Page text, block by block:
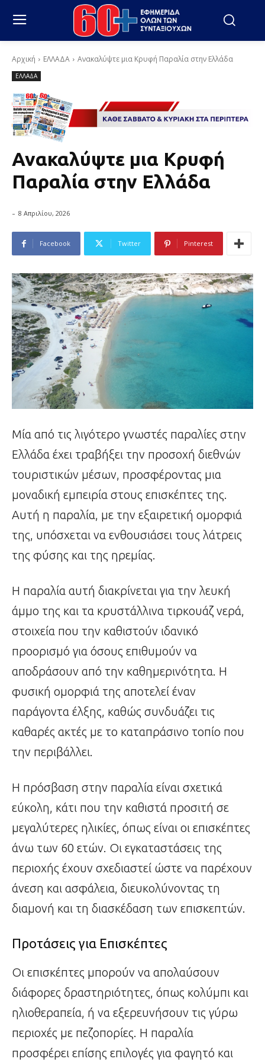
Αρχική ΕΛΛΑΔΑ Ανακαλύψτε μια Κρυφή Παραλία στην Ελλάδα
ΕΛΛΑΔΑ
Ανακαλύψτε μια Κρυφή
Παραλία στην Ελλάδα
- 8 Απριλίου, 2026
Facebook Twitter Pinterest
Μία από τις λιγότερο γνωστές παραλίες στην
Ελλάδα έχει τραβήξει την προσοχή διεθνών
τουριστικών μέσων, προσφέροντας μια
μοναδική εμπειρία στους επισκέπτες της.
Αυτή η παραλία, με την εξαιρετική ομορφιά
της, υπόσχεται να ενθουσιάσει τους λάτρεις
της φύσης και της ηρεμίας.
Η παραλία αυτή διακρίνεται για την λευκή
άμμο της και τα κρυστάλλινα τιρκουάζ νερά,
στοιχεία που την καθιστούν ιδανικό
προορισμό για όσους επιθυμούν να
αποδράσουν από την καθημερινότητα. Η
φυσική ομορφιά της αποτελεί έναν
παράγοντα έλξης, καθώς συνδυάζει τις
καθαρές ακτές με το καταπράσινο τοπίο που
την περιβάλλει.
Η πρόσβαση στην παραλία είναι σχετικά
εύκολη, κάτι που την καθιστά προσιτή σε
μεγαλύτερες ηλικίες, όπως είναι οι επισκέπτες
άνω των 60 ετών. Οι εγκαταστάσεις της
περιοχής έχουν σχεδιαστεί ώστε να παρέχουν
άνεση και ασφάλεια, διευκολύνοντας τη
διαμονή και τη διασκέδαση των επισκεπτών.
Προτάσεις για Επισκέπτες
Οι επισκέπτες μπορούν να απολαύσουν
διάφορες δραστηριότητες, όπως κολύμπι και
ηλιοθεραπεία, ή να εξερευνήσουν τις γύρω
περιοχές με πεζοπορίες. Η παραλία
προσφέρει επίσης επιλογές για φαγητό και